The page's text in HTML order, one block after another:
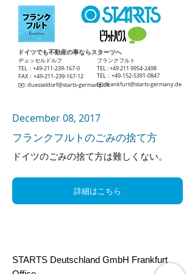
ドイツでも不動産の事ならスターツへ
​フランクフルト
TEL :+49 211 9954-2498
TEL：+49-152-5391-0847
​✉️:frankfurt@starts-germany.de
​デュッセルドルフ
TEL：+49-211-239-167-0
FAX：+49-211-239-167-12
​✉️:duesseldorf@starts-germany.de
December 08, 2017
フランクフルトのごみの捨て方
ドイツのごみの捨て方は難しくない。
詳細はこちら
STARTS Deutschland GmbH Frankfurt